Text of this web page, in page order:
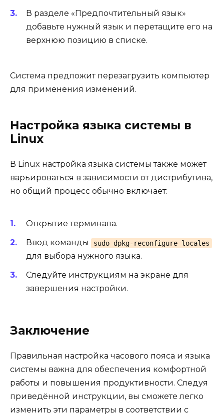
В разделе «Предпочтительный язык»
добавьте нужный язык и перетащите его на
верхнюю позицию в списке.
Система предложит перезагрузить компьютер
для применения изменений.
Настройка языка системы в
Linux
В Linux настройка языка системы также может
варьироваться в зависимости от дистрибутива,
но общий процесс обычно включает:
Открытие терминала.
Ввод команды sudo dpkg-reconfigure locales
для выбора нужного языка.
Следуйте инструкциям на экране для
завершения настройки.
Заключение
Правильная настройка часового пояса и языка
системы важна для обеспечения комфортной
работы и повышения продуктивности. Следуя
приведённой инструкции, вы сможете легко
изменить эти параметры в соответствии с